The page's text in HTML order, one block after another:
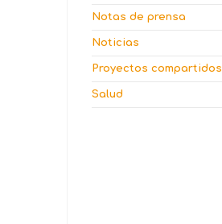
Notas de prensa
Noticias
Proyectos compartidos
Salud